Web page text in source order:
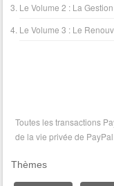
Le Volume 2 : La Gestion
Le Volume 3 : Le
Toutes les transactions
de la vie privée de PayPal.
Thèmes